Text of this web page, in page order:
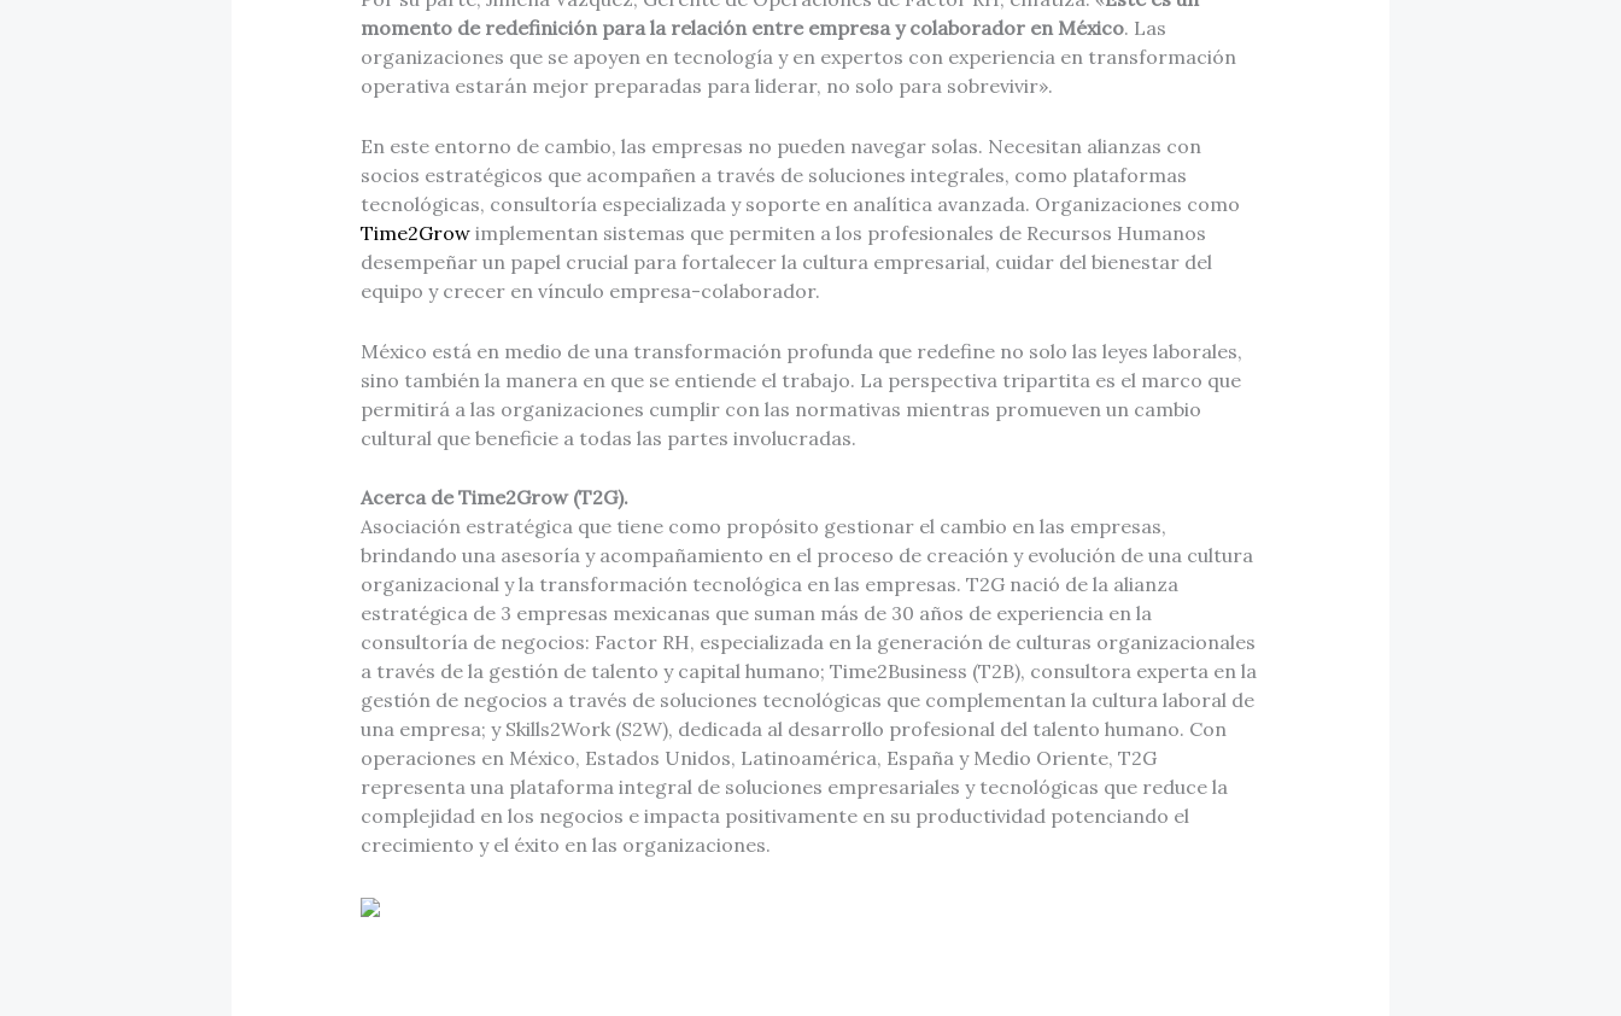
momento de redefinición para la relación entre empresa y colaborador en México. Las
organizaciones que se apoyen en tecnología y en expertos con experiencia en transformación
operativa estarán mejor preparadas para liderar, no solo para sobrevivir».
En este entorno de cambio, las empresas no pueden navegar solas. Necesitan alianzas con
socios estratégicos que acompañen a través de soluciones integrales, como plataformas
tecnológicas, consultoría especializada y soporte en analítica avanzada. Organizaciones como
Time2Growimplementan sistemas que permiten a los profesionales de Recursos Humanos
desempeñar un papel crucial para fortalecer la cultura empresarial, cuidar del bienestar del
equipo y crecer en vínculo empresa-colaborador.
México está en medio de una transformación profunda que redefine no solo las leyes laborales,
sino también la manera en que se entiende el trabajo. La perspectiva tripartita es el marco que
permitirá a las organizaciones cumplir con las normativas mientras promueven un cambio
cultural que beneficie a todas las partes involucradas.
Acerca de Time2Grow (T2G).
Asociación estratégica que tiene como propósito gestionar el cambio en las empresas,
brindando una asesoría y acompañamiento en el proceso de creación y evolución de una cultura
organizacional y la transformación tecnológica en las empresas. T2G nació de la alianza
estratégica de 3 empresas mexicanas que suman más de 30 años de experiencia en la
consultoría de negocios: Factor RH, especializada en la generación de culturas organizacionales
a través de la gestión de talento y capital humano; Time2Business (T2B), consultora experta en la
gestión de negocios a través de soluciones tecnológicas que complementan la cultura laboral de
una empresa; y Skills2Work (S2W), dedicada al desarrollo profesional del talento humano. Con
operaciones en México, Estados Unidos, Latinoamérica, España y Medio Oriente, T2G
representa una plataforma integral de soluciones empresariales y tecnológicas que reduce la
complejidad en los negocios e impacta positivamente en su productividad potenciando el
crecimiento y el éxito en las organizaciones.